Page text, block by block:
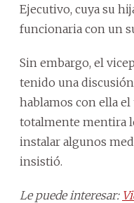
Ejecutivo, cuya su
funcionaria con un
Sin embargo, el
tenido una
hablamos con ella
totalmente mentira
instalar algunos
insistió.
Le puede interesar: